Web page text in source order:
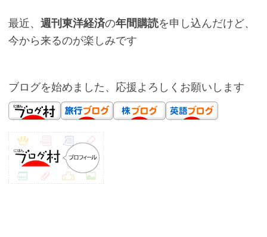
最近、 週刊東洋経済の年間購読を申し込んだけど、
今から来るのが楽しみです
ブログを始めました、応援よろしくお願いします